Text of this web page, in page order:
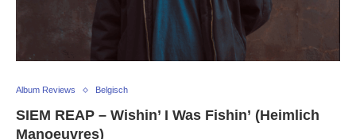
Album Reviews Belgisch
SIEM REAP – Wishin’ I Was Fishin’ (Heimlich
Manoeuvres)